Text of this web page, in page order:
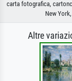
carta fotografica,
New
Altre